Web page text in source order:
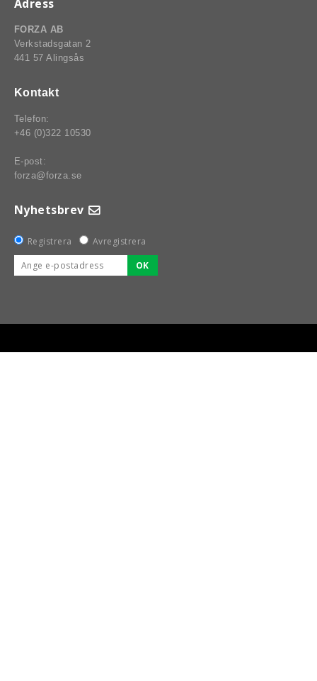
Adress
FORZA AB
Verkstadsgatan 2
441 57 Alingsås
Kontakt
Telefon:
+46 (0)322 10530
E-post:
forza@forza.se
Nyhetsbrev
Registrera
Avregistrera
OK